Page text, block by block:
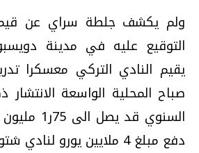
ولم يكشف جلطة سراي عن
التوقيع عليه في مدينة
يقيم النادي التركي معسكرا
صباح المحلية الواسعة الانتشار
السنوي قد
دفع مبلغ 4 ملايين يورو لنادي شتوتجارت.